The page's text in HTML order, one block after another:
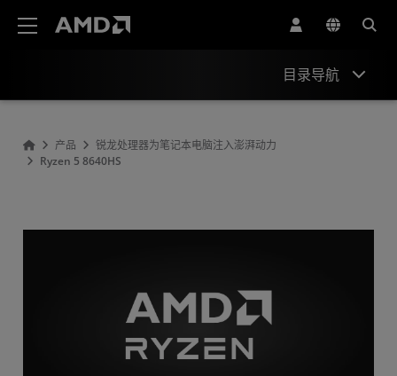
目录导航
产品
锐龙处理器为笔记本电脑注入澎湃动力
Ryzen 5 8640HS